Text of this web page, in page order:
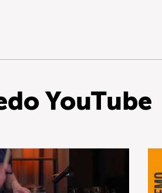
YouTube